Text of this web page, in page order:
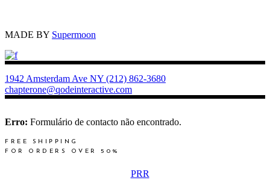
MADE BY Supermoon
1942 Amsterdam Ave NY (212) 862-3680
chapterone@qodeinteractive.com
Erro: Formulário de contacto não encontrado.
FREE SHIPPING
FOR ORDERS OVER 50%